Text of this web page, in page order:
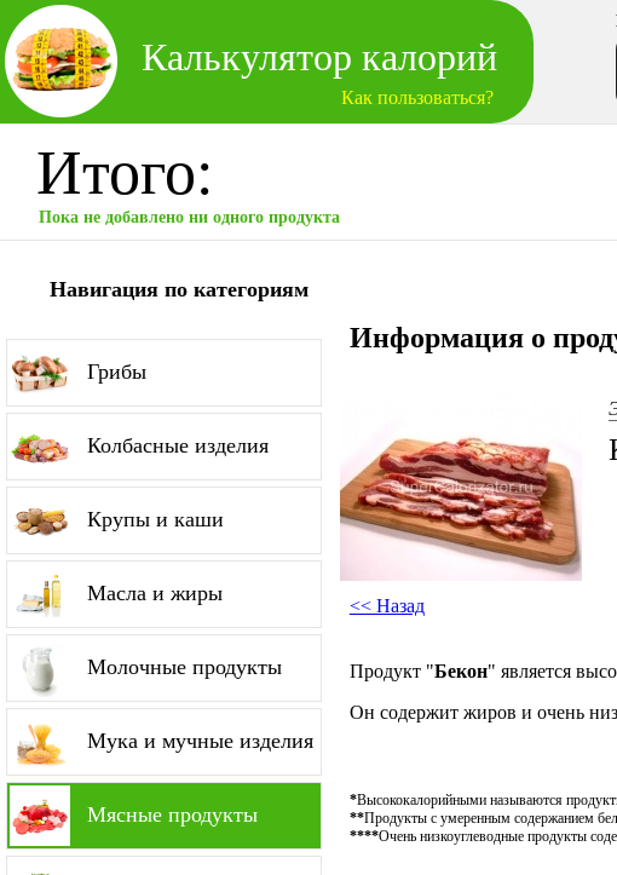
Калькулятор калорий
Как пользоваться?
Итого:
Пока не добавлено ни одного продукта
Навигация по категориям
Грибы
Колбасные изделия
Крупы и каши
Масла и жиры
Молочные продукты
Мука и мучные изделия
Мясные продукты
Информация о
<< Назад
Продукт "Бекон" является
Он содержит жиров и очень
*Высококалорийными называются
**Продукты с умеренным содержанием
****Очень низкоуглеводные продукты